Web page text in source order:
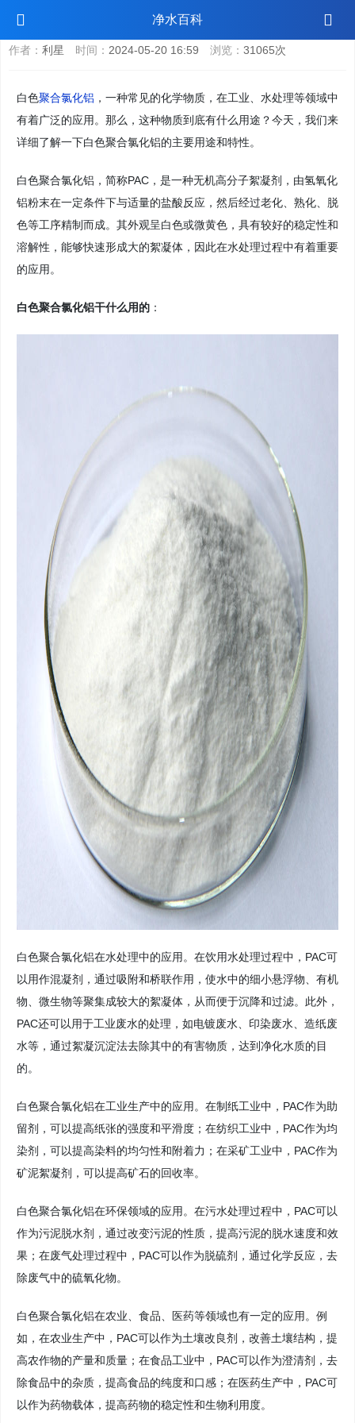
净水百科
白色聚合氯化铝干什么用的
作者： 利星 时间： 2024-05-20 16:59 浏览： 31065次
白色聚合氯化铝 ，一种常见的化学物质，在工业、水处理等领域中
有着广泛的应用。那么，这种物质到底有什么用途？今天，我们来
详细了解一下白色聚合氯化铝的主要用途和特性。
白色聚合氯化铝，简称PAC，是一种无机高分子絮凝剂，由氢氧化
铝粉末在一定条件下与适量的盐酸反应，然后经过老化、熟化、脱
色等工序精制而成。其外观呈白色或微黄色，具有较好的稳定性和
溶解性，能够快速形成大的絮凝体，因此在水处理过程中有着重要
的应用。
白色聚合氯化铝干什么用的 ：
白色聚合氯化铝在水处理中的应用。在饮用水处理过程中，PAC可
以用作混凝剂，通过吸附和桥联作用，使水中的细小悬浮物、有机
物、微生物等聚集成较大的絮凝体，从而便于沉降和过滤。此外，
PAC还可以用于工业废水的处理，如电镀废水、印染废水、造纸废
水等，通过絮凝沉淀法去除其中的有害物质，达到净化水质的目
的。
白色聚合氯化铝在工业生产中的应用。在制纸工业中，PAC作为助
留剂，可以提高纸张的强度和平滑度；在纺织工业中，PAC作为均
染剂，可以提高染料的均匀性和附着力；在采矿工业中，PAC作为
矿泥絮凝剂，可以提高矿石的回收率。
白色聚合氯化铝在环保领域的应用。在污水处理过程中，PAC可以
作为污泥脱水剂，通过改变污泥的性质，提高污泥的脱水速度和效
果；在废气处理过程中，PAC可以作为脱硫剂，通过化学反应，去
除废气中的硫氧化物。
白色聚合氯化铝在农业、食品、医药等领域也有一定的应用。例
如，在农业生产中，PAC可以作为土壤改良剂，改善土壤结构，提
高农作物的产量和质量；在食品工业中，PAC可以作为澄清剂，去
除食品中的杂质，提高食品的纯度和口感；在医药生产中，PAC可
以作为药物载体，提高药物的稳定性和生物利用度。